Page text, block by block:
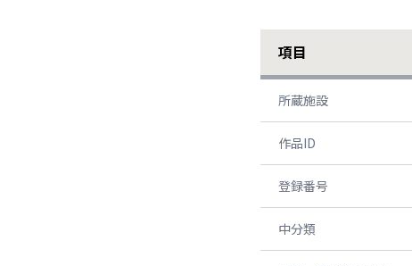
項目
所蔵施設
作品ID
登録番号
中分類